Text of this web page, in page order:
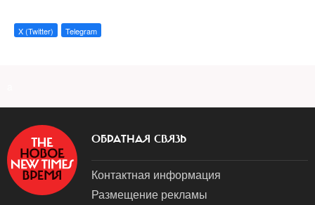
X (Twitter) Telegram
ОБРАТНАЯ СВЯЗЬ
Контактная информация
Размещение рекламы